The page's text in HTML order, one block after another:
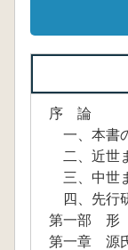
序 論
一、本書
二、近世
三、中世
四、先行
第一部
第一章 源